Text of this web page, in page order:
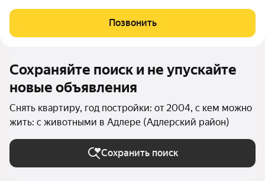
отдельно. По условиям проживания: можно с детьми, можно с
питомцами. Срок минимальной
Позвонить
Сохраняйте поиск и не упускайте
новые объявления
Снять квартиру, год постройки: от 2004, с кем можно
жить: с животными в Адлере (Адлерский район)
Сохранить поиск